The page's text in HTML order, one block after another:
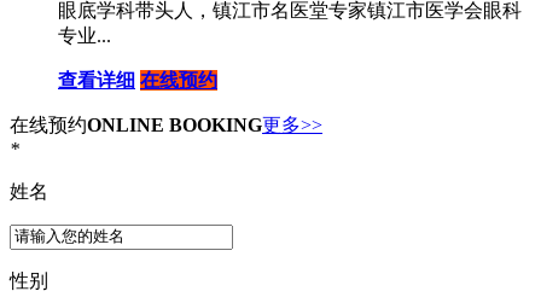
眼底学科带头人，镇江市名医堂专家镇江市医学会眼科
专业...
查看详细 在线预约
在线预约ONLINE BOOKING更多>>
*
姓名
性别